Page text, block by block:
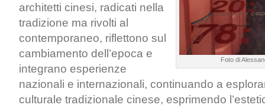
Foto di
architetti cinesi, radicati nella
tradizione ma rivolti al
contemporaneo, riflettono sul
cambiamento dell’epoca e
integrano esperienze
nazionali e internazionali, continuando a
culturale tradizionale cinese, esprimendo